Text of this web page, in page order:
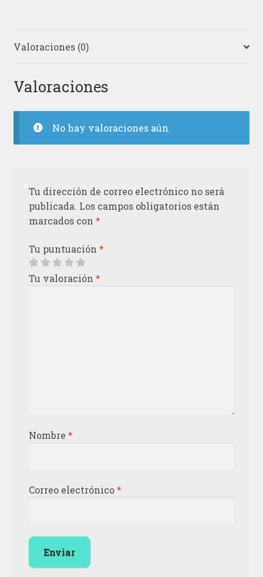
Valoraciones (0)
Valoraciones
No hay valoraciones aún.
Tu dirección de correo electrónico no será
publicada. Los campos obligatorios están
marcados con *
Tu puntuación *
Tu valoración *
Nombre *
Correo electrónico*